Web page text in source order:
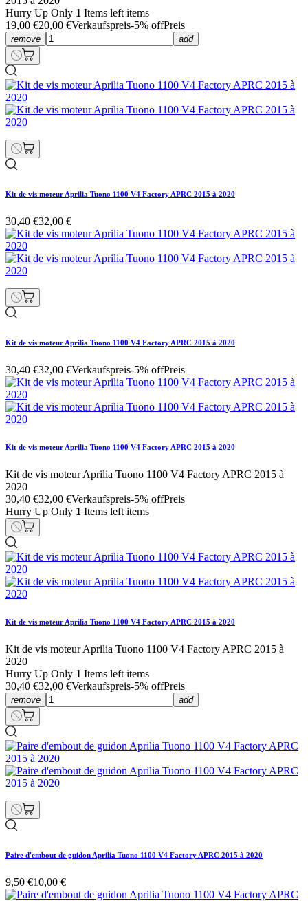
Hurry Up Only 1 Items left items
19,00 €20,00 €Verkaufspreis-5% offPreis
remove add
Kit de vis moteur Aprilia Tuono 1100 V4 Factory APRC 2015 à 2020
30,40 €32,00 €
Kit de vis moteur Aprilia Tuono 1100 V4 Factory APRC 2015 à 2020
30,40 €32,00 €Verkaufspreis-5% offPreis
Kit de vis moteur Aprilia Tuono 1100 V4 Factory APRC 2015 à 2020
Kit de vis moteur Aprilia Tuono 1100 V4 Factory APRC 2015 à
2020
30,40 €32,00 €Verkaufspreis-5% offPreis
Hurry Up Only 1 Items left items
Kit de vis moteur Aprilia Tuono 1100 V4 Factory APRC 2015 à 2020
Kit de vis moteur Aprilia Tuono 1100 V4 Factory APRC 2015 à
2020
Hurry Up Only 1 Items left items
30,40 €32,00 €Verkaufspreis-5% offPreis
remove add
Paire d'embout de guidon Aprilia Tuono 1100 V4 Factory APRC 2015 à 2020
9,50 €10,00 €